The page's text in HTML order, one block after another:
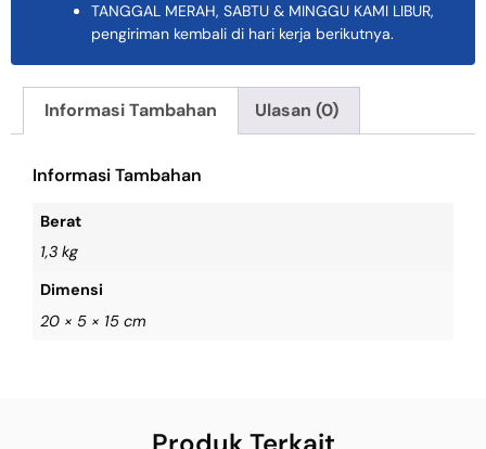
TANGGAL MERAH, SABTU & MINGGU KAMI LIBUR,
pengiriman kembali di hari kerja berikutnya.
Informasi Tambahan Ulasan (0)
Informasi Tambahan
Berat
1,3 kg
Dimensi
20 × 5 × 15 cm